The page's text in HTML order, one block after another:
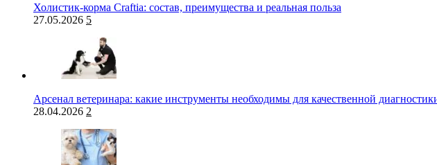
Холистик-корма Craftia: состав, преимущества и реальная польза
27.05.2026 5
Арсенал ветеринара: какие инструменты необходимы для качественной
28.04.2026 2